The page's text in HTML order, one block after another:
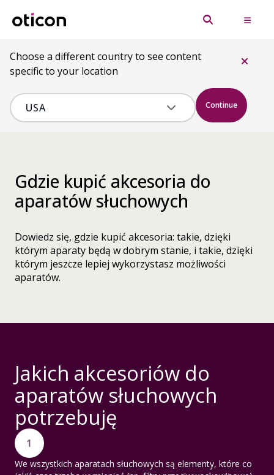
Choose a different country to see content
specific to your location
Continue
Gdzie kupić akcesoria do
aparatów słuchowych
Dowiedz się, gdzie kupić akcesoria: takie, dzięki
którym aparaty będą w dobrym stanie, i takie, dzięki
którym jeszcze lepiej wykorzystasz możliwości
aparatów.
Jakich akcesoriów do
aparatów słuchowych
potrzebuję
1
We wszystkich aparatach słuchowych są elementy, które co